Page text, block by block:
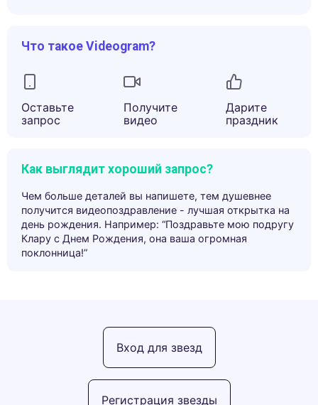
Что такое Videogram?
Оставьте
запрос
Получите
видео
Дарите
праздник
Как выглядит хороший запрос?
Чем больше деталей вы напишете, тем душевнее
получится видеопоздравление - лучшая открытка на
день рождения. Например: “Поздравьте мою подругу
Клару с Днем Рождения, она ваша огромная
поклонница!”
Регистрация звезды
Вход для звезд